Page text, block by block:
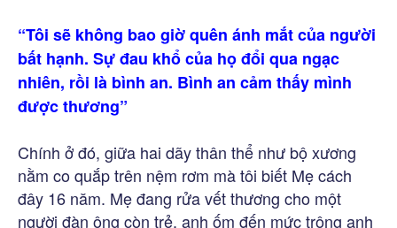
“Tôi sẽ không bao giờ quên ánh mắt của người
bất hạnh. Sự đau khổ của họ đổi qua ngạc
nhiên, rồi là bình an. Bình an cảm thấy mình
được thương”
Chính ở đó, giữa hai dãy thân thể như bộ xương
nằm co quắp trên nệm rơm mà tôi biết Mẹ cách
đây 16 năm. Mẹ đang rửa vết thương cho một
người đàn ông còn trẻ, anh ốm đến mức trông anh